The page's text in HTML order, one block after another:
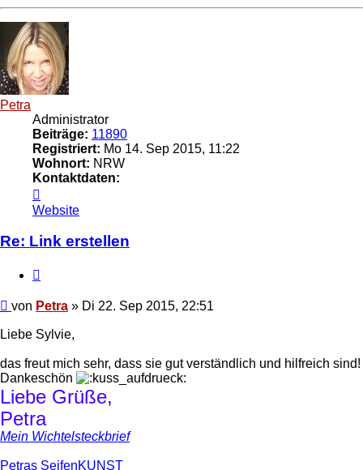
Petra
Administrator
Beiträge: 11890
Registriert: Mo 14. Sep 2015, 11:22
Wohnort: NRW
Kontaktdaten:
von
Petra
Website
Re: Link erstellen
Beitrag
von Petra » Di 22. Sep 2015, 22:51
Liebe Sylvie,
das freut mich sehr, dass sie gut verständlich und hilfreich sind!
Dankeschön
Liebe Grüße,
Petra
Mein Wichtelsteckbrief
Petras SeifenKUNST